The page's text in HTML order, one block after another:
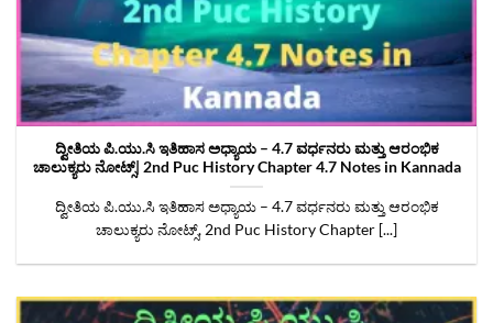
ದ್ವೀತಿಯ ಪಿ.ಯು.ಸಿ ಇತಿಹಾಸ ಅಧ್ಯಾಯ – 4.7 ವರ್ಧನರು ಮತ್ತು ಆರಂಭಿಕ
ಚಾಲುಕ್ಯರು ನೋಟ್ಸ್| 2nd Puc History Chapter 4.7 Notes‌ in Kannada
ದ್ವೀತಿಯ ಪಿ.ಯು.ಸಿ ಇತಿಹಾಸ ಅಧ್ಯಾಯ – 4.7 ವರ್ಧನರು ಮತ್ತು ಆರಂಭಿಕ
ಚಾಲುಕ್ಯರು ನೋಟ್ಸ್, 2nd Puc History Chapter [...]